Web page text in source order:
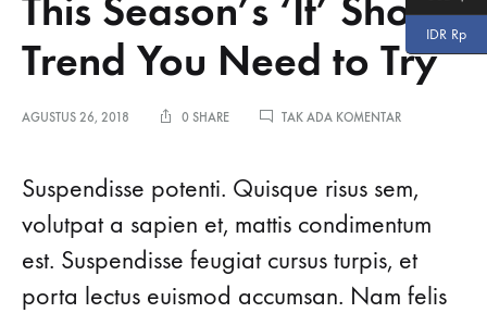
This Season’s ‘It’ Shoe
Trend You Need to Try
AGUSTUS 26, 2018 0 SHARE TAK ADA KOMENTARPADA
SHOE
YOU
NEED
TO
TRY
Suspendisse potenti. Quisque risus sem,
volutpat a sapien et, mattis condimentum
est. Suspendisse feugiat cursus turpis, et
porta lectus euismod accumsan. Nam felis
IDR Rp